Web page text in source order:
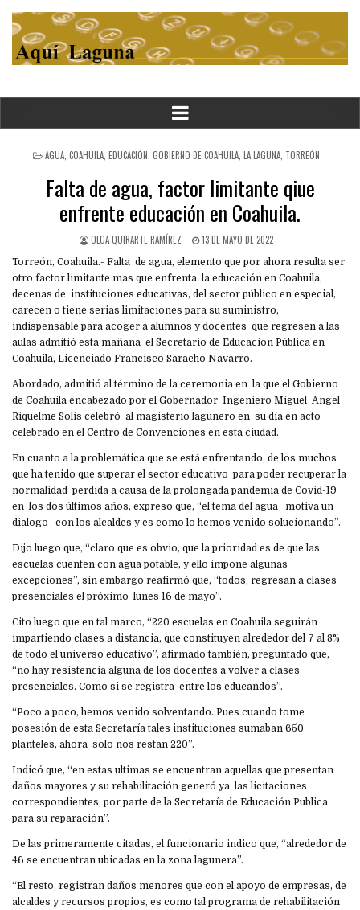
POSTED
IN
AGUA, COAHUILA, EDUCACIÓN GOBIERNO DE COAHUILA, LA LAGUNA, TORREÓN
Falta de agua, factor limitante qiue
enfrente educación en Coahuila.
OLGA QUIRARTE RAMÍREZ 13 DE MAYO DE 2022
Torreón, Coahuila.- Falta de agua, elemento que por ahora resulta ser
otro factor limitante mas que enfrenta la educación en Coahuila,
decenas de instituciones educativas, del sector público en especial,
carecen o tiene serias limitaciones para su suministro,
indispensable para acoger a alumnos y docentes que regresen a las
aulas admitió esta mañana el Secretario de Educación Pública en
Coahuila, Licenciado Francisco Saracho Navarro.
Abordado, admitió al término de la ceremonia en la que el Gobierno
de Coahuila encabezado por el Gobernador Ingeniero Miguel Angel
Riquelme Solis celebró al magisterio lagunero en su día en acto
celebrado en el Centro de Convenciones en esta ciudad.
En cuanto a la problemática que se está enfrentando, de los muchos
que ha tenido que superar el sector educativo para poder recuperar la
normalidad perdida a causa de la prolongada pandemia de Covid-19
en los dos últimos años, expreso que, “el tema del agua motiva un
dialogo con los alcaldes y es como lo hemos venido solucionando”.
Dijo luego que, “claro que es obvio, que la prioridad es de que las
escuelas cuenten con agua potable, y ello impone algunas
excepciones”, sin embargo reafirmó que, “todos, regresan a clases
presenciales el próximo lunes 16 de mayo”.
Cito luego que en tal marco, “220 escuelas en Coahuila seguirán
impartiendo clases a distancia, que constituyen alrededor del 7 al 8%
de todo el universo educativo”, afirmado también, preguntado que,
“no hay resistencia alguna de los docentes a volver a clases
presenciales. Como si se registra entre los educandos”.
“Poco a poco, hemos venido solventando. Pues cuando tome
posesión de esta Secretaría tales instituciones sumaban 650
planteles, ahora solo nos restan 220”.
Indicó que, “en estas ultimas se encuentran aquellas que presentan
daños mayores y su rehabilitación generó ya las licitaciones
correspondientes, por parte de la Secretaría de Educación Publica
para su reparación”.
De las primeramente citadas, el funcionario indico que, “alrededor de
46 se encuentran ubicadas en la zona lagunera”.
“El resto, registran daños menores que con el apoyo de empresas, de
alcaldes y recursos propios, es como tal programa de rehabilitación